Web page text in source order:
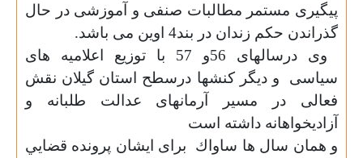
پیگیری مستمر مطالبات صنفی و آموزشی در حال
گذراندن حکم زندان در بند4 اوین می باشد.
وى درسالهای 56و 57 با توزیع اعلامیه های
سیاسی و دیگر کنشها درسطح استان گیلان نقش
فعالی در مسیر آرمانهای عدالت طلبانه و
آزادیخواهانه داشته است
و همان سال ها ساواك برای ایشان پرونده قضايي